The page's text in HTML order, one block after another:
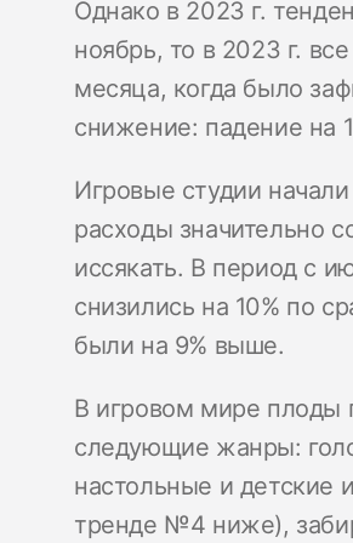
Однако в 2023 г.
ноябрь, то в 2023 г.
месяца, когда было
снижение: падение на
Игровые студии
расходы значительно
иссякать. В период с
снизились на 10% по
были на 9% выше.
В игровом мире плоды
следующие жанры:
настольные и детские
тренде №4 ниже),